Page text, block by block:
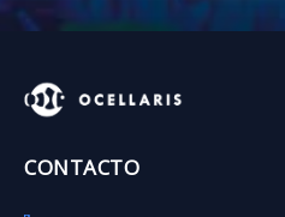
CONTACTO